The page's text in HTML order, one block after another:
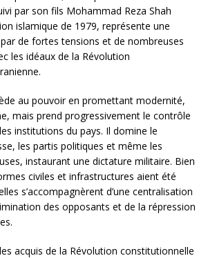
par son fils Mohammad Reza Shah
islamique de 1979, représente une
de fortes tensions et de nombreuses
les idéaux de la Révolution
au pouvoir en promettant modernité,
mais prend progressivement le contrôle
institutions du pays. Il domine le
les partis politiques et même les
instaurant une dictature militaire. Bien
civiles et infrastructures aient été
s’accompagnèrent d’une centralisation
des opposants et de la répression
acquis de la Révolution constitutionnelle